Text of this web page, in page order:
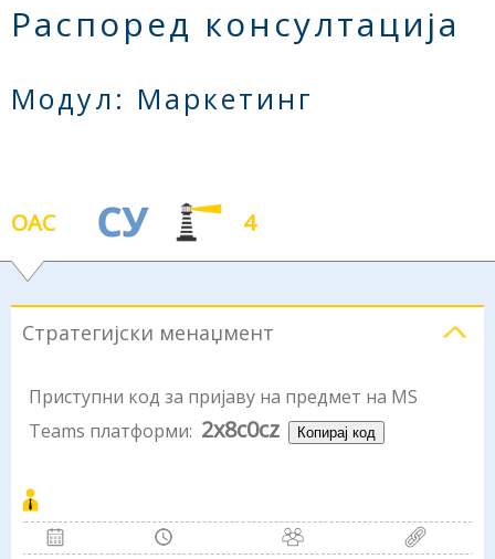
Распоред консултација
Модул: Маркетинг
ОАС 4
Стратегијски менаџмент
Приступни код за пријаву на предмет на MS
Teams платформи: 2x8c0cz Копирај код